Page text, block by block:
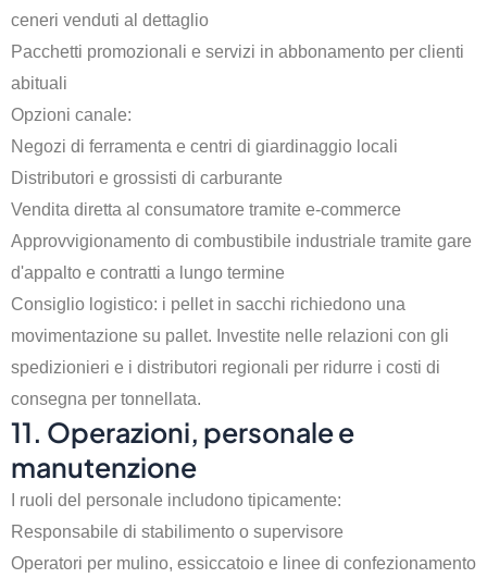
ceneri venduti al dettaglio
Pacchetti promozionali e servizi in abbonamento per clienti
abituali
Opzioni canale:
Negozi di ferramenta e centri di giardinaggio locali
Distributori e grossisti di carburante
Vendita diretta al consumatore tramite e-commerce
Approvvigionamento di combustibile industriale tramite gare
d'appalto e contratti a lungo termine
Consiglio logistico: i pellet in sacchi richiedono una
movimentazione su pallet. Investite nelle relazioni con gli
spedizionieri e i distributori regionali per ridurre i costi di
consegna per tonnellata.
11. Operazioni, personale e
manutenzione
I ruoli del personale includono tipicamente:
Responsabile di stabilimento o supervisore
Operatori per mulino, essiccatoio e linee di confezionamento